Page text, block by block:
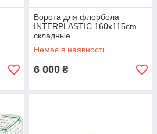
Ворота для флорбола
INTERPLASTIC 160x115cm
складные
Немає в наявності
6 000 ₴